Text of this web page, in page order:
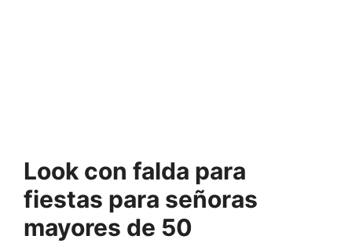
Look con falda para
fiestas para señoras
mayores de 50